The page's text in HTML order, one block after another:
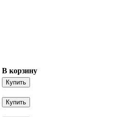
В корзину